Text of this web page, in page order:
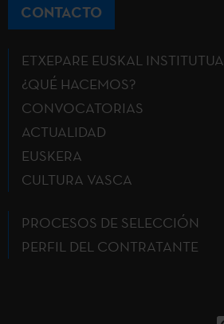
CONTACTO
ETXEPARE EUSKAL INSTITUTUA
¿QUÉ HACEMOS?
CONVOCATORIAS
ACTUALIDAD
EUSKERA
CULTURA VASCA
PROCESOS DE SELECCIÓN
PERFIL DEL CONTRATANTE